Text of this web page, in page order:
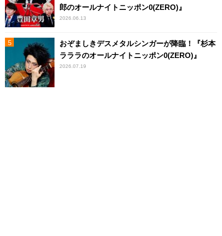
郎のオールナイトニッポン0(ZERO)』
2026.06.13
おぞましきデスメタルシンガーが降臨！『杉本
ラララのオールナイトニッポン0(ZERO)』
2026.07.19